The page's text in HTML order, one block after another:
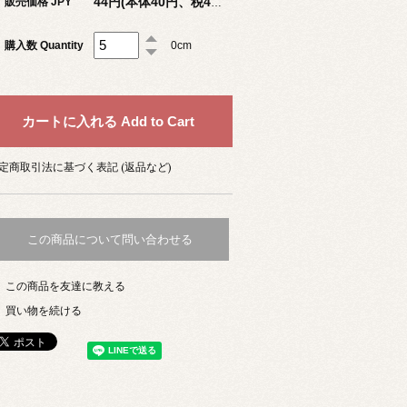
購入数 Quantity 0cm
商取引法に基づく表記 (返品など)
この商品について問い合わせる
この商品を友達に教える
買い物を続ける